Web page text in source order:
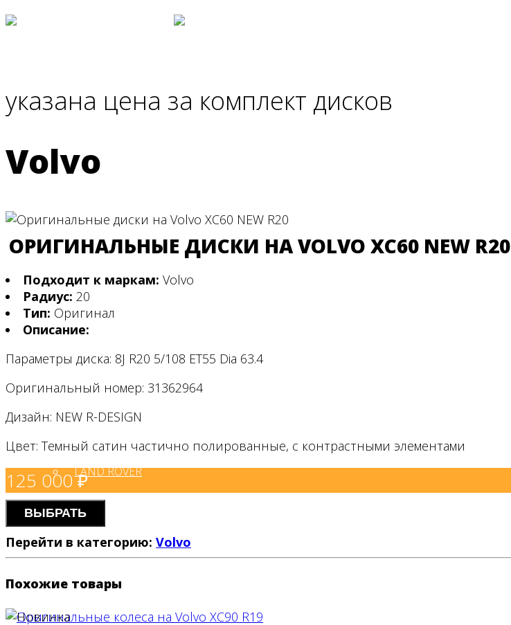
VOLVO
AUDI
NISSAN
TOYOTA
LAND ROVER
LEXUS
BMW
8-800-600-72-76
Чехлы на авто
указана цена за комплект дисков
Volvo
ОРИГИНАЛЬНЫЕ ДИСКИ НА VOLVO XC60 NEW R20
Подходит к маркам: Volvo
Радиус: 20
Тип: Оригинал
Описание:
Параметры диска: 8J R20 5/108 ET55 Dia 63.4
Оригинальный номер: 31362964
Дизайн: NEW R-DESIGN
Цвет: Темный сатин частично полированные, с контрастными элементами
125 000 ₽
ВЫБРАТЬ
Перейти в категорию: Volvo
Похожие товары